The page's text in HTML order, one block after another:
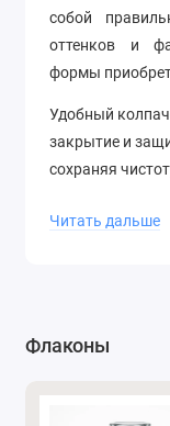
собой
оттенков и
формы
Удобный
закрытие и
сохраняя
объемом 50 мл
Читать дальше
Флаконы